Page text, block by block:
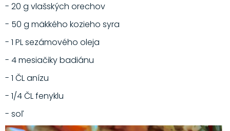
- 20 g vlašských orechov
- 50 g mäkkého kozieho syra
- 1 PL sezámového oleja
- 4 mesiačiky badiánu
- 1 ČL anízu
- 1/4 ČL fenyklu
- soľ